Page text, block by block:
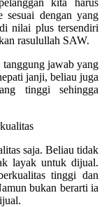
sesuai dengan yang
nilai plus tersendiri
rasulullah SAW.
tanggung jawab yang
janji, beliau juga
tinggi sehingga
saja. Beliau tidak
layak untuk dijual.
tinggi dan
bukan berarti ia